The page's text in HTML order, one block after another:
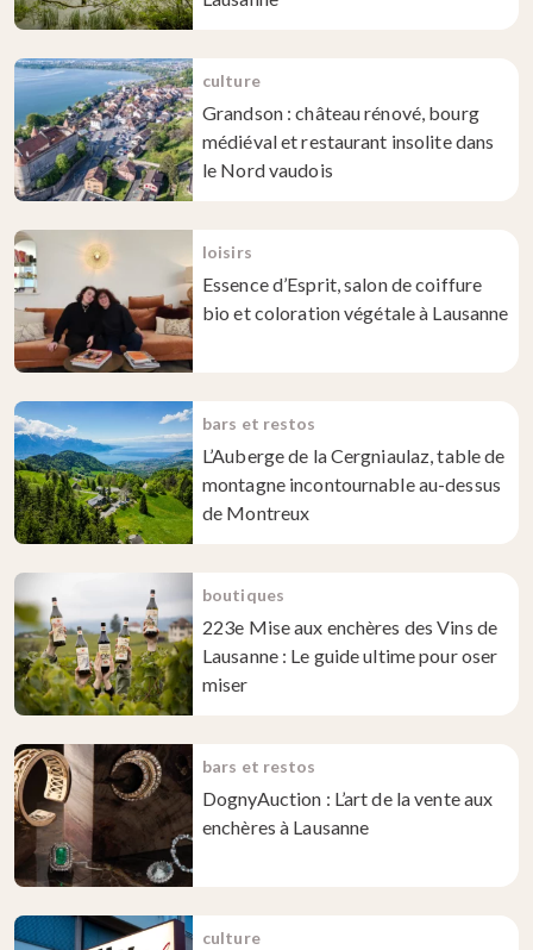
culture
Grandson : château rénové, bourg
médiéval et restaurant insolite dans
le Nord vaudois
loisirs
Essence d’Esprit, salon de coiffure
bio et coloration végétale à Lausanne
bars et restos
L’Auberge de la Cergniaulaz, table de
montagne incontournable au-dessus
de Montreux
boutiques
223e Mise aux enchères des Vins de
Lausanne : Le guide ultime pour oser
miser
bars et restos
DognyAuction : L’art de la vente aux
enchères à Lausanne
culture